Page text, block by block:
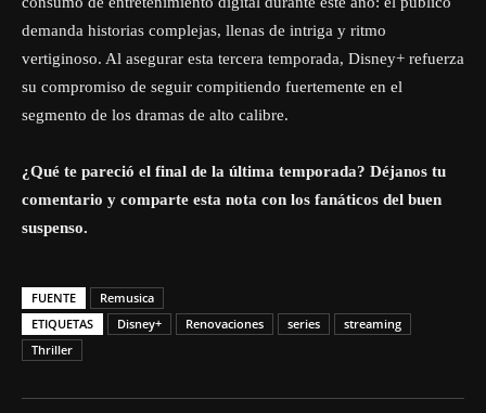
demanda historias complejas, llenas de intriga y ritmo
vertiginoso. Al asegurar esta tercera temporada, Disney+ refuerza
su compromiso de seguir compitiendo fuertemente en el
segmento de los dramas de alto calibre.
¿Qué te pareció el final de la última temporada? Déjanos tu
comentario y comparte esta nota con los fanáticos del buen
suspenso.
FUENTE
Remusica
ETIQUETAS
Disney+ Renovaciones series
streaming
Thriller